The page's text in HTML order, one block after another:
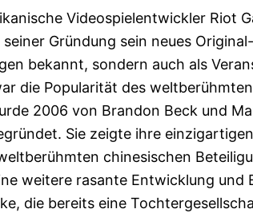
Videospielentwickler Riot
Gründung sein neues
bekannt, sondern auch als
die Popularität des
2006 von Brandon Beck und
Sie zeigte ihre
chinesischen
weitere rasante Entwicklung
die bereits eine